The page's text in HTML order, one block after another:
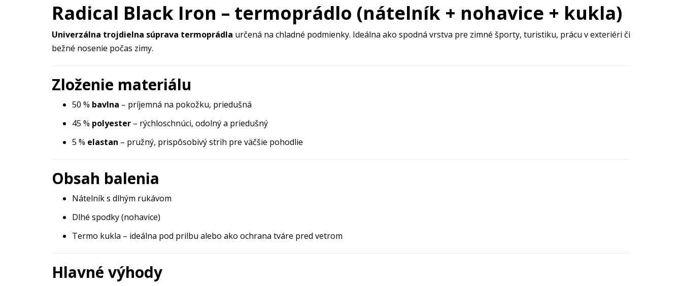
Radical Black Iron – termoprádlo (nátelník + nohavice + kukla)
Univerzálna trojdielna súprava termoprádla určená na chladné podmienky. Ideálna ako spodná vrstva pre zimné športy, turistiku, prácu v exteriéri či
bežné nosenie počas zimy.
Zloženie materiálu
50 % bavlna – príjemná na pokožku, priedušná
45 % polyester – rýchloschnúci, odolný a priedušný
5 % elastan – pružný, prispôsobivý strih pre väčšie pohodlie
Obsah balenia
Nátelník s dlhým rukávom
Dlhé spodky (nohavice)
Termo kukla – ideálna pod prilbu alebo ako ochrana tváre pred vetrom
Hlavné výhody